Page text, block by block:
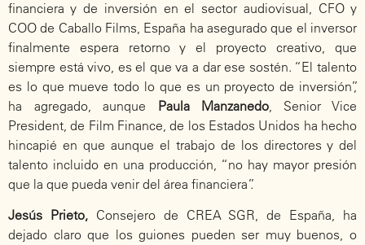
financiera y de inversión en el sector audiovisual, CFO y
COO de Caballo Films, España ha asegurado que el inversor
finalmente espera retorno y el proyecto creativo, que
siempre está vivo, es el que va a dar ese sostén. “El talento
es lo que mueve todo lo que es un proyecto de inversión”,
ha agregado, aunque Paula Manzanedo , Senior Vice
President, de Film Finance, de los Estados Unidos ha hecho
hincapié en que aunque el trabajo de los directores y del
talento incluido en una producción, “no hay mayor presión
que la que pueda venir del área financiera”.
Jesús Prieto,Consejero de CREA SGR, de España, ha
dejado claro que los guiones pueden ser muy buenos, o